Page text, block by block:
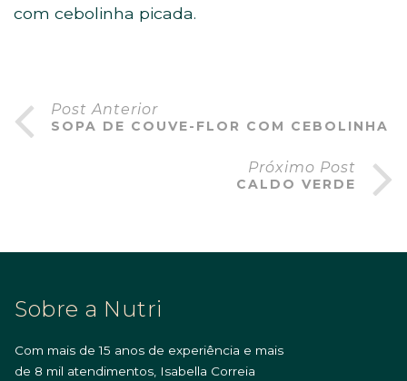
com cebolinha picada.
Post Anterior
SOPA DE COUVE-FLOR COM CEBOLINHA
Próximo Post
CALDO VERDE
Sobre a Nutri
Com mais de 15 anos de experiência e mais
de 8 mil atendimentos, Isabella Correia